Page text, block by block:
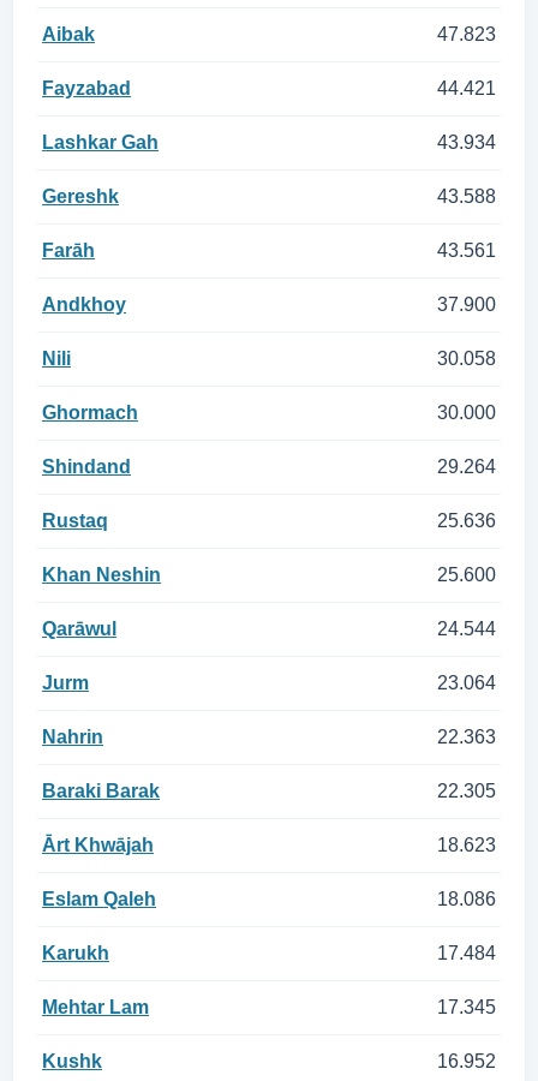
Aibak 47.823
Fayzabad 44.421
Lashkar Gah 43.934
Gereshk 43.588
Farāh 43.561
Andkhoy 37.900
Nili 30.058
Ghormach 30.000
Shindand 29.264
Rustaq 25.636
Khan Neshin 25.600
Qarāwul 24.544
Jurm 23.064
Nahrin 22.363
Baraki Barak 22.305
Ārt Khwājah 18.623
Eslam Qaleh 18.086
Karukh 17.484
Mehtar Lam 17.345
Kushk 16.952